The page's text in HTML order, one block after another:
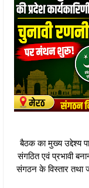
बैठक का मुख्य उद्देश्य
संगठित एवं प्रभावी
संगठन के विस्तार तथा